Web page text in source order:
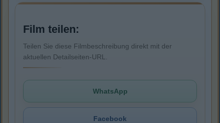
Film teilen:
Teilen Sie diese Filmbeschreibung direkt mit der
aktuellen Detailseiten-URL.
WhatsApp
Facebook